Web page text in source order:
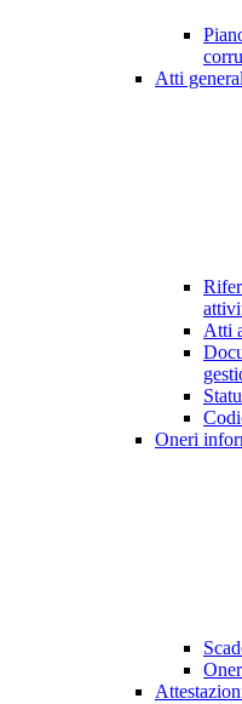
Atti
Atti
Oneri